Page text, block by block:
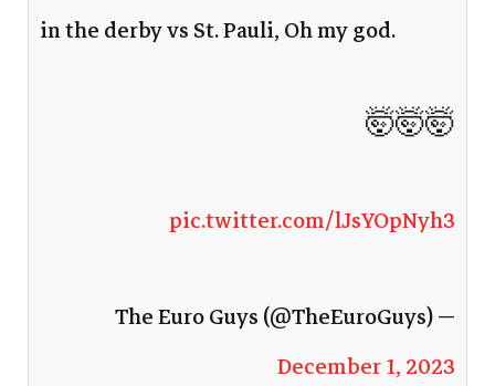
in the derby vs St. Pauli, Oh my god.
🤯🤯🤯
pic.twitter.com/lJsYOpNyh3
— The Euro Guys (@TheEuroGuys)
December 1, 2023